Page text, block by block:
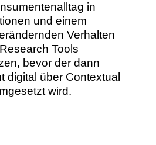
in
und einem
Verhalten
Tools
bevor der dann
digital über Contextual
wird.